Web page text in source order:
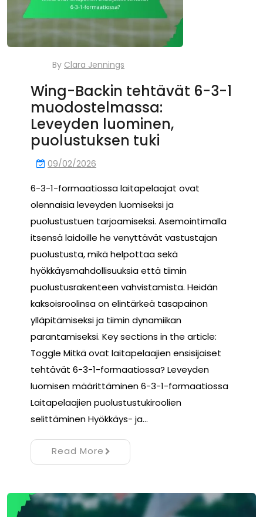
By Clara Jennings
Wing-Backin tehtävät 6-3-1
muodostelmassa:
Leveyden luominen,
puolustuksen tuki
09/02/2026
6-3-1-formaatiossa laitapelaajat ovat
olennaisia leveyden luomiseksi ja
puolustustuen tarjoamiseksi. Asemointimalla
itsensä laidoille he venyttävät vastustajan
puolustusta, mikä helpottaa sekä
hyökkäysmahdollisuuksia että tiimin
puolustusrakenteen vahvistamista. Heidän
kaksoisroolinsa on elintärkeä tasapainon
ylläpitämiseksi ja tiimin dynamiikan
parantamiseksi. Key sections in the article:
Toggle Mitkä ovat laitapelaajien ensisijaiset
tehtävät 6-3-1-formaatiossa? Leveyden
luomisen määrittäminen 6-3-1-formaatiossa
Laitapelaajien puolustustukiroolien
selittäminen Hyökkäys- ja…
Read More